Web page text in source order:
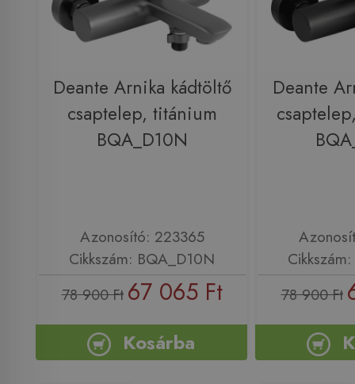
Deante Arnika kádtöltő
csaptelep, titánium
BQA_D10N
Azonosító: 223365
Cikkszám: BQA_D10N
78 900 Ft 67 065 Ft
Kosárba
Deante
78 900 Ft